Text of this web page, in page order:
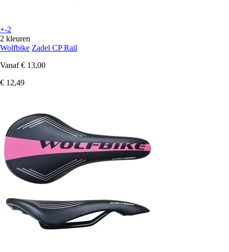
+-2
2 kleuren
Wolfbike Zadel CP Rail
Vanaf € 13,00
€ 12,49